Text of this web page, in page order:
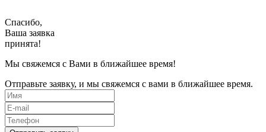
Спасибо,
Ваша заявка
принята!
Мы свяжемся с Вами в ближайшее время!
Отправьте заявку, и мы свяжемся с вами в ближайшее время.